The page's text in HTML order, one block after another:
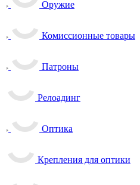
Оружие
Комиссионные товары
Патроны
Релоадинг
Оптика
Крепления для оптики